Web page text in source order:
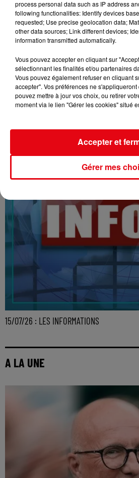
16/07/26 : LES INFORMATIONS
15/07/26 : LES INFORMATIONS
A LA UNE
process personal data such as IP address
following functionalities: Identify devices
requested; Use precise geolocation data;
other data sources; Link different devices;
information transmitted automatically.
Vous pouvez accepter en cliquant sur
sélectionnant les finalités et/ou partenaires
Vous pouvez également refuser en cliquant
accepter". Vos préférences ne
pouvez mettre à jour vos choix, ou retirer
moment via le lien "Gérer les cookies" situé
Gérer mes
Accepter et